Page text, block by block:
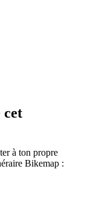
cet
à ton propre
Bikemap :